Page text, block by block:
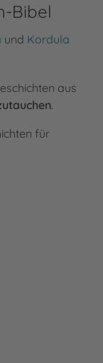
Bibel
und Kordula
aus
.
für